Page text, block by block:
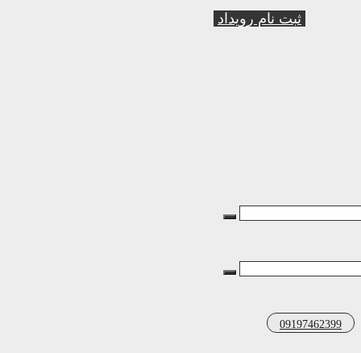
ثبت نام رویداد
09197462399